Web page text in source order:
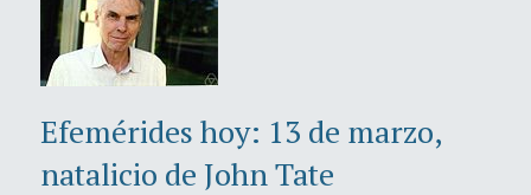
Efemérides hoy: 13 de marzo,
natalicio de John Tate